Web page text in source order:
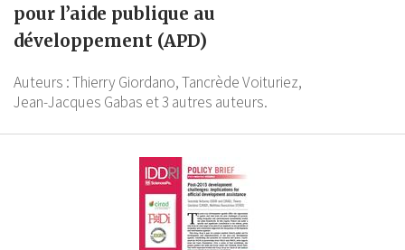
pour l’aide publique au
développement (APD)
Auteurs :Thierry Giordano,Tancrède Voituriez,
Jean-Jacques Gabas et 3 autres auteurs.